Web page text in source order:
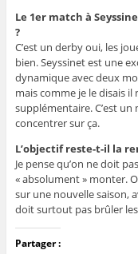
Le 1er match à
?
C’est un derby oui, les
bien. Seyssinet est une
dynamique avec deux
mais comme je le disais
supplémentaire. C’est
concentrer sur ça.
L’objectif reste-t-il la
Je pense qu’on ne doit
« absolument » monter.
sur une nouvelle saison,
doit surtout pas brûler
Partager :